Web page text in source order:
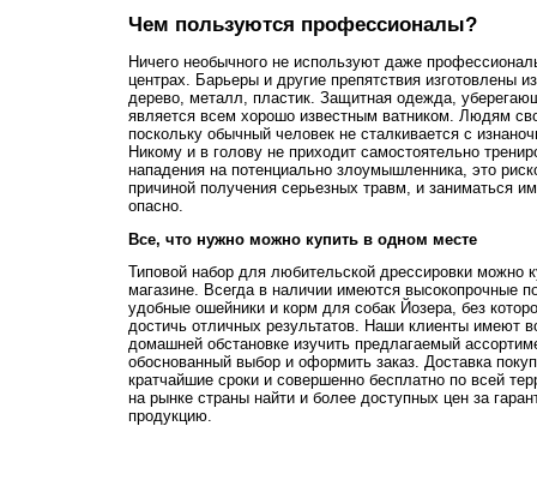
Чем пользуются профессионалы?
Ничего необычного не используют даже
центрах. Барьеры и другие препятствия изготовлены
дерево, металл, пластик. Защитная одежда,
является всем хорошо известным ватником. Людям
поскольку обычный человек не сталкивается с
Никому и в голову не приходит самостоятельно
нападения на потенциально злоумышленника, это
причиной получения серьезных травм, и заниматься
опасно.
Все, что нужно можно купить в одном месте
Типовой набор для любительской дрессировки можно
магазине. Всегда в наличии имеются высокопрочные
удобные ошейники и корм для собак Йозера, без
достичь отличных результатов. Наши клиенты имеют
домашней обстановке изучить предлагаемый
обоснованный выбор и оформить заказ. Доставка
кратчайшие сроки и совершенно бесплатно по всей
на рынке страны найти и более доступных цен за
продукцию.